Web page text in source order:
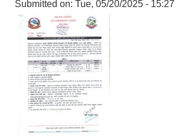
Submitted on: Tue, 05/20/2025 - 15:27